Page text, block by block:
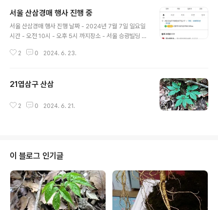
서울 산삼경매 행사 진행 중
서울 산삼경매 행사 진행 날짜 - 2024년 7월 7일 일요일
시간 - 오전 10시 - 오후 5시 까지장소 - 서울 승광빌딩 3
2 0 2024. 6. 23.
21엽삼구 산삼
2 0 2024. 6. 21.
이 블로그 인기글